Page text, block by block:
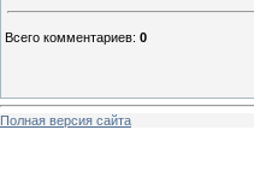
Всего комментариев: 0
Полная версия сайта